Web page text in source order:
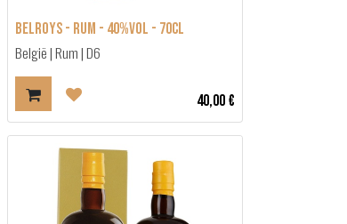
Belroys - Rum - 40%vol - 70cl
België | Rum | D6
40,00€